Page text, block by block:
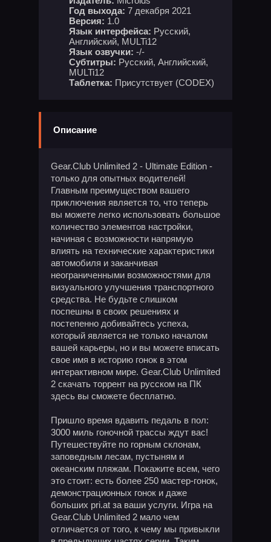
Год выхода: 7 декабря 2021
Версия: 1.0
Язык интерфейса: Русский,
Английский, MULTi12
Язык озвучки: -/-
Субтитры: Русский, Английский,
MULTi12
Таблетка: Присутствует (CODEX)
Описание
Gear.Club Unlimited 2 - Ultimate Edition -
только для опытных водителей!
Главным преимуществом вашего
приключения является то, что теперь
вы можете легко использовать большое
количество элементов настройки,
начиная с возможности напрямую
влиять на технические характеристики
автомобиля и заканчивая
неограниченными возможностями для
визуального улучшения транспортного
средства. Не будьте слишком
поспешны в своих решениях и
постепенно добивайтесь успеха,
который является не только началом
вашей карьеры, но и вы можете вписать
свое имя в историю гонок в этом
интерактивном мире. Gear.Club Unlimited
2 скачать торрент на русском на ПК
здесь вы сможете бесплатно.
Пришло время вдавить педаль в пол:
3000 миль гоночной трассы ждут вас!
Путешествуйте по горным склонам,
заповедным лесам, пустыням и
океанским пляжам. Покажите всем, чего
это стоит: есть более 250 мастер-гонок,
демонстрационных гонок и даже
больших pri.at за ваши услуги. Игра на
Gear.Club Unlimited 2 мало чем
отличается от того, к чему мы привыкли